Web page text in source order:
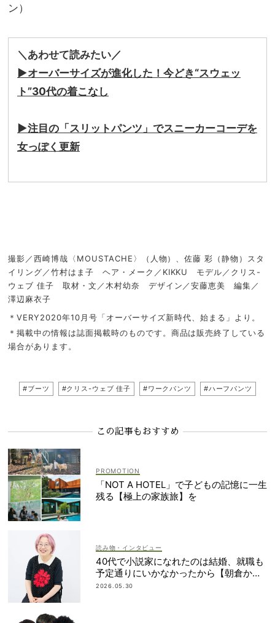
ン）
＼あわせて読みたい／
▶︎オーバーサイズが進化した！今どき“スウェッ
ト”30代の着こなし
▶︎注目の「スリットパンツ」でスニーカーコーデを
女っぽく更新
撮影／西崎博哉〈MOUSTACHE〉（人物）、佐藤 彩（静物）スタ
イリング／竹村はま子 ヘア・メーク／KIKKU モデル／クリス-
ウェブ 佳子 取材・文／木村幼奈 デザイン／安藤恵美 編集／
澤辺麻衣子
＊VERY2020年10月号「オーバーサイズ新時代、始まる」より。
＊掲載中の情報は誌面掲載時のものです。商品は販売終了している
場合があります。
#ブーツ #クリス-ウェブ 佳子 #ワークパンツ #ハーフパンツ
この記事もおすすめ
「NOT A HOTEL」で子どもの記憶に一生
残る【極上の家族旅】を
読み物・インタビュー
40代で小説家になれたのは結婚、就職も
予定通りにいかなかったから【朝倉かす
みさん】
2026.05.30